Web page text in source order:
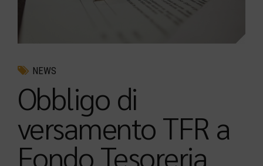
NEWS
Obbligo di
versamento TFR a
Fondo Tesoreria